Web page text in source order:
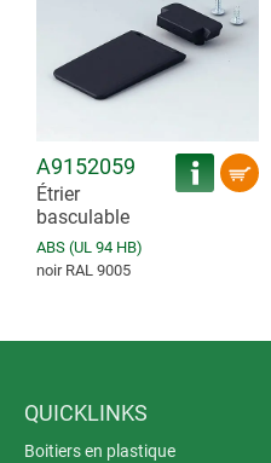
A9152059
Étrier
basculable
ABS (UL 94 HB)
noir RAL 9005
QUICKLINKS
Boitiers en plastique